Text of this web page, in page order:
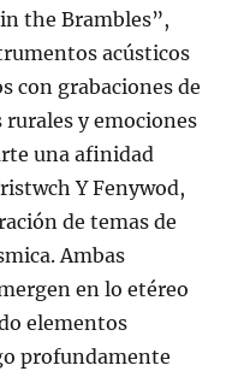
the Brambles”,
acústicos
con grabaciones de
rurales y emociones
una afinidad
Y Fenywod,
de temas de
Ambas
en lo etéreo
elementos
profundamente